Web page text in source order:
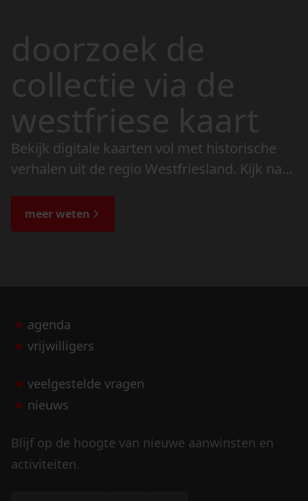
doorzoek de
collectie via de
westfriese kaart
Bekijk digitale kaarten vol met historische
verhalen uit de regio Westfriesland. Kijk naar
de bijzondere verhalen.
meer weten
agenda
vrijwilligers
veelgestelde vragen
nieuws
Blijf op de hoogte van nieuwe aanwinsten en
activiteiten.